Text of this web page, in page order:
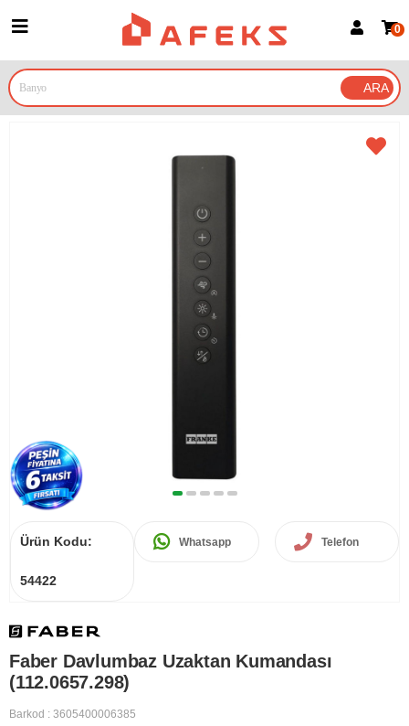
Google İle Bağlan
0
Ürün Kodu:
54422
Whatsapp Telefon
Faber Davlumbaz Uzaktan Kumandası
(112.0657.298)
Barkod : 3605400006385